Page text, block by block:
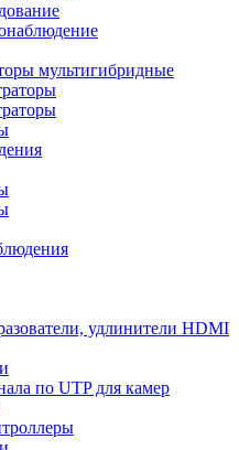
мультигибридные
удлинители HDMI
по UTP для камер